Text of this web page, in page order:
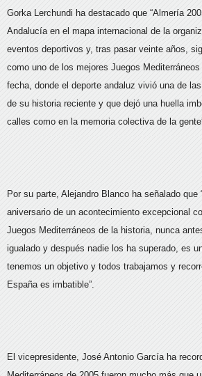
Gorka Lerchundi ha destacado que “Almería
Andalucía en el mapa internacional de la
eventos deportivos y, tras pasar veinte años,
como uno de los mejores Juegos
fecha, donde el deporte andaluz vivió una de
de su historia reciente y que dejó una huella
calles como en la memoria colectiva de la
Por su parte, Alejandro Blanco ha señalado que
aniversario de un acontecimiento excepcional
Juegos Mediterráneos de la historia, nunca
igualado y después nadie los ha superado, es
tenemos un objetivo y todos trabajamos y
España es imbatible”.
El vicepresidente, José Antonio García ha